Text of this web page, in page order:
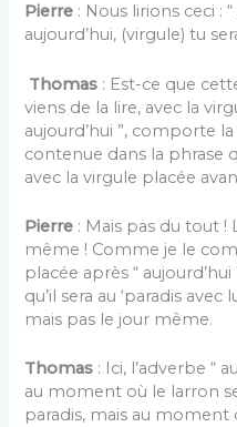
Pierre : Nous lirions ceci :
aujourd’hui, (virgule) tu
Thomas : Est-ce que
viens de la lire, avec la
aujourd’hui ”, comporte
contenue dans la phrase
avec la virgule placée
Pierre : Mais pas du tout !
même ! Comme je le
placée après “
qu’il sera au ‘paradis avec
mais pas le jour même.
Thomas : Ici, l’adverbe “
au moment où le larron
paradis, mais au moment